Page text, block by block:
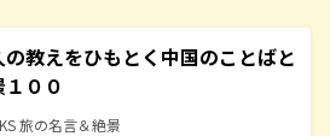
の教えをひもとく中国のことばと
００
旅の名言＆絶景